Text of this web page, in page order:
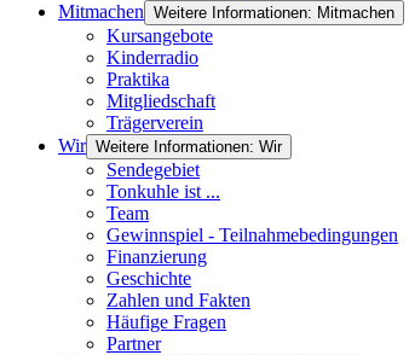
Mitmachen Weitere Informationen: Mitmachen
Kursangebote
Kinderradio
Praktika
Mitgliedschaft
Trägerverein
Wir Weitere Informationen: Wir
Sendegebiet
Tonkuhle ist ...
Team
Gewinnspiel - Teilnahmebedingungen
Finanzierung
Geschichte
Zahlen und Fakten
Häufige Fragen
Partner